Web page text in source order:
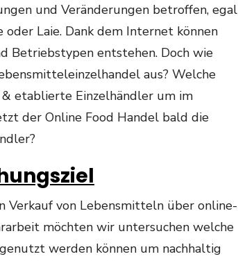
und Veränderungen betroffen, egal
Laie. Dank dem Internet können
Betriebstypen entstehen. Doch wie
aus? Welche
etablierte Einzelhändler um im
der Online Food Handel bald die
Verkauf von Lebensmitteln über online-
möchten wir untersuchen welche
werden können um nachhaltig